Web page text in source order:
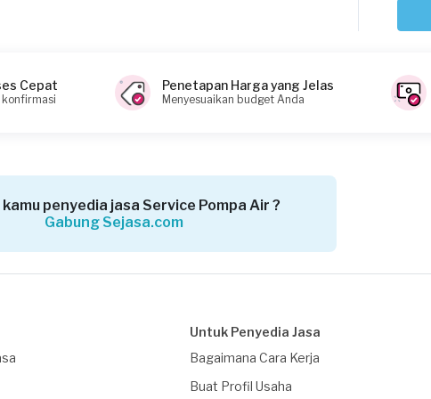
Surabaya, Jawa Timur
Surabaya, Jawa Timur
Surabaya, Jawa Timur
Cepat
konfirmasi
Penetapan Harga yang Jelas
Menyesuaikan budget Anda
penyedia jasa Service Pompa Air ?
Gabung Sejasa.com
Untuk Penyedia Jasa
Bagaimana Cara Kerja
Buat Profil Usaha